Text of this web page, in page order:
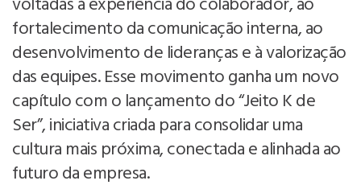
fortalecimento da comunicação interna, ao
desenvolvimento de lideranças e à valorização
das equipes. Esse movimento ganha um novo
capítulo com o lançamento do “Jeito K de
Ser”, iniciativa criada para consolidar uma
cultura mais próxima, conectada e alinhada ao
futuro da empresa.